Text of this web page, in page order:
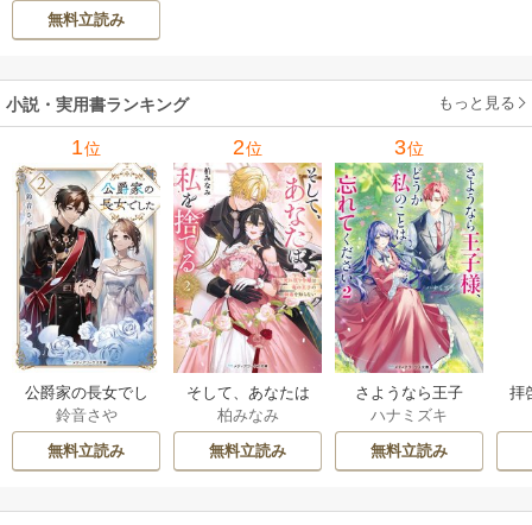
無料立読み
したか 1巻
小説・実用書ランキング もっと見る
1位
公爵家の長女でし
た
鈴音さや
無料立読み
2位
そして、あなたは
私を捨てる
柏みなみ
無料立読み
3位
さようなら王子
様、どうか私のこ
とは忘れてくださ
い
ハナミズキ
無料立読み
拝